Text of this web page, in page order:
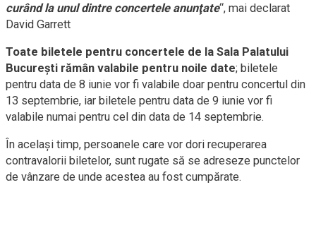
curând la unul dintre concertele anunţate“, mai declarat
David Garrett
Toate biletele pentru concertele de la Sala Palatului
Bucureşti rămân valabile pentru noile date; biletele
pentru data de 8 iunie vor fi valabile doar pentru concertul din
13 septembrie, iar biletele pentru data de 9 iunie vor fi
valabile numai pentru cel din data de 14 septembrie.
În acelaşi timp, persoanele care vor dori recuperarea
contravalorii biletelor, sunt rugate să se adreseze punctelor
de vânzare de unde acestea au fost cumpărate.